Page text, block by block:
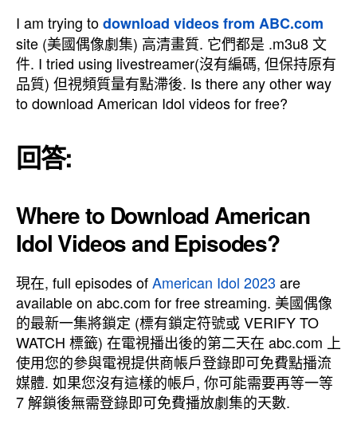
I am trying todownload videos from ABC.com
site (美國偶像劇集) 高清畫質. 它們都是 .m3u8 文
件. I tried using livestreamer(沒有編碼, 但保持原有
品質) 但視頻質量有點滯後. Is there any other way
to download American Idol videos for free?
回答:
Where to Download American
Idol Videos and Episodes?
現在, full episodes ofAmerican Idol 2023 are
available on abc.com for free streaming. 美國偶像
的最新一集將鎖定 (標有鎖定符號或 VERIFY TO
WATCH 標籤) 在電視播出後的第二天在 abc.com 上
使用您的參與電視提供商帳戶登錄即可免費點播流
媒體. 如果您沒有這樣的帳戶, 你可能需要再等一等
7 解鎖後無需登錄即可免費播放劇集的天數.